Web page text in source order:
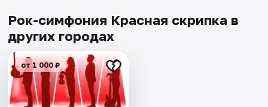
Рок-симфония Красная скрипка в
других городах
от 1 000 ₽